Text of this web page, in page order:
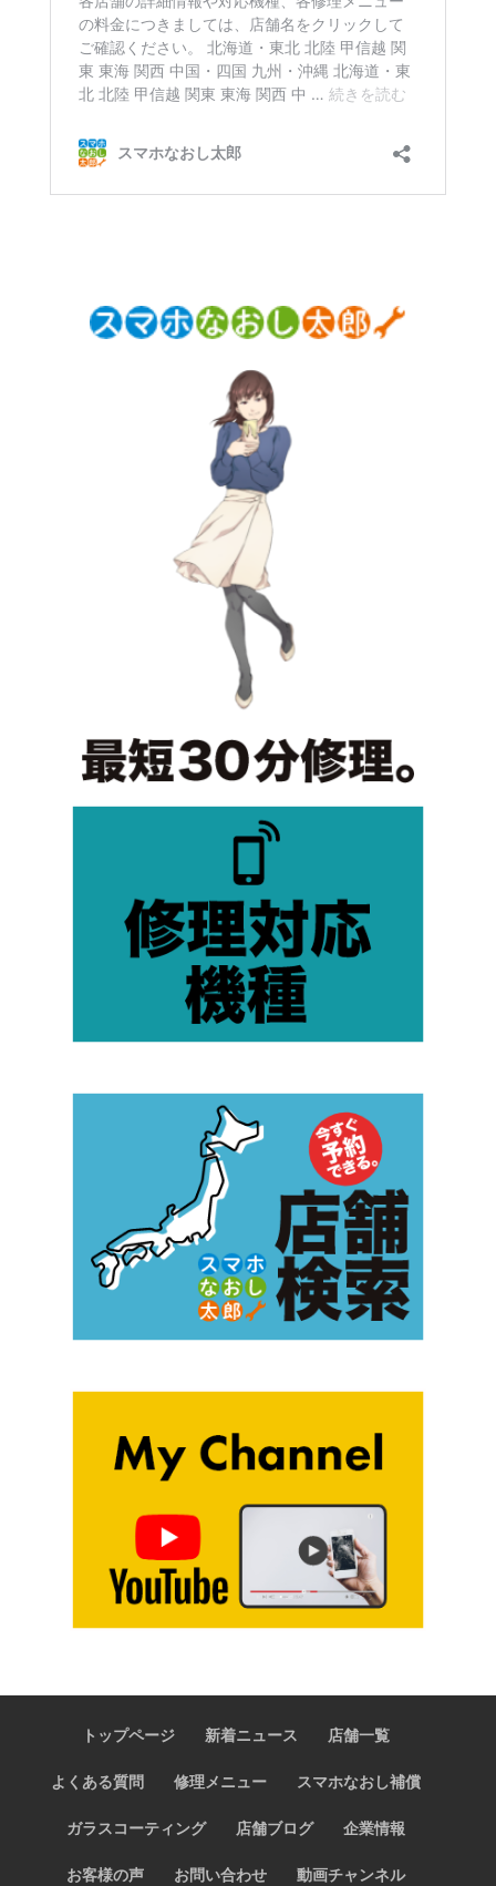
トップページ 新着ニュース 店舗一覧
よくある質問 修理メニュー スマホなおし補償
ガラスコーティング 店舗ブログ 企業情報
お客様の声 お問い合わせ 動画チャンネル